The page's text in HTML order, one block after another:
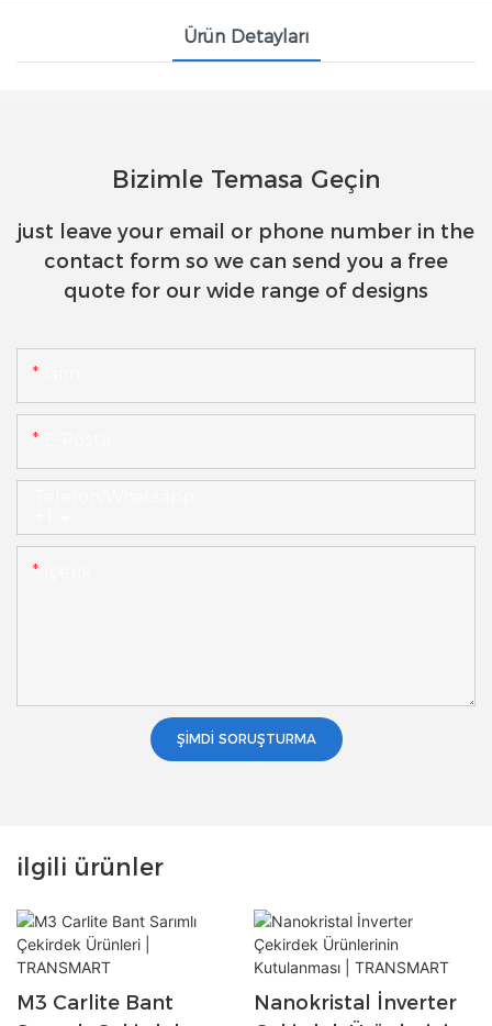
Ürün Detayları
Bizimle Temasa Geçin
just leave your email or phone number in the
contact form so we can send you a free
quote for our wide range of designs
ŞIMDI SORUŞTURMA
ilgili ürünler
M3 Carlite Bant
Nanokristal İnverter